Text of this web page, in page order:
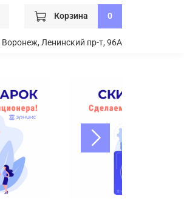
Корзина 0
Воронеж, Ленинский пр-т, 96А